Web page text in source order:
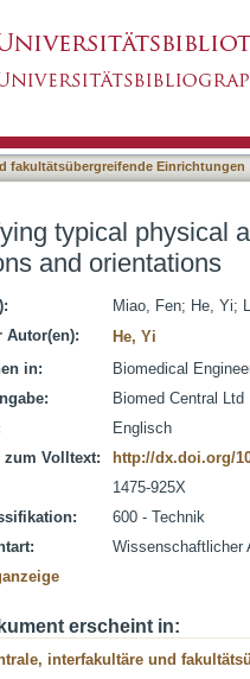
fakultätsübergreifende Einrichtungen
typical physical
and orientations
Miao, Fen; He, Yi;
Autor(en):
He, Yi
in:
Biomedical
Biomed Central Ltd
Englisch
zum Volltext:
http://dx.doi.org/
1475-925X
600 - Technik
Wissenschaftlicher
erscheint in:
interfakultäre und